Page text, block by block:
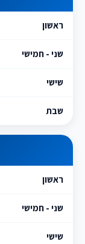
ראשון
שני - חמישי
שישי
שבת
ראשון
שני - חמישי
שישי